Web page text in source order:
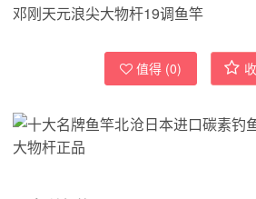
邓刚天元浪尖大物杆19调鱼竿
值得 (0)